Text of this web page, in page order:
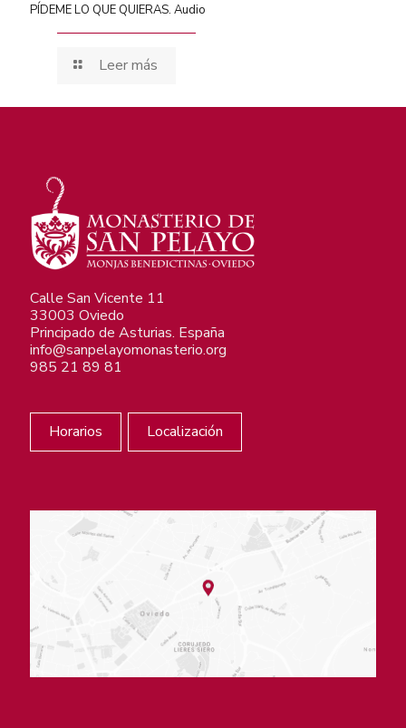
PÍDEME LO QUE QUIERAS. Audio
Leer más
Calle San Vicente 11
33003 Oviedo
Principado de Asturias. España
info@sanpelayomonasterio.org
985 21 89 81
Horarios Localización